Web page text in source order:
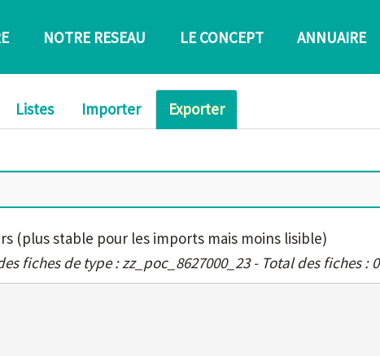
NOTRE RESEAU LE CONCEPT ANNUAIRE
Listes Importer Exporter
(plus stable pour les imports mais moins lisible)
fiches de type : zz_poc_8627000_23 - Total des fiches : 0